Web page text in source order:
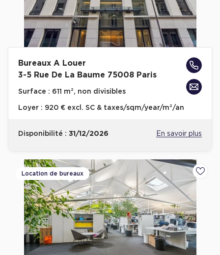
Bureaux A Louer
3-5 Rue De La Baume 75008 Paris
Surface : 611 m², non divisibles
Loyer : 920 € excl. SC & taxes/sqm/year/m²/an
Disponibilité : 31/12/2026 En savoir plus
Location de bureaux